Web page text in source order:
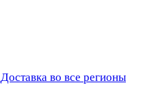
Доставка во все регионы